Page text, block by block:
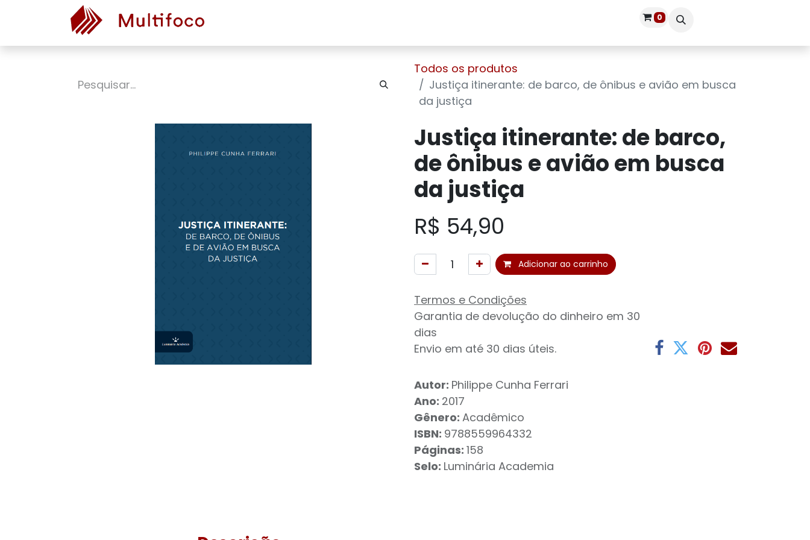
0
Todos os produtos
Justiça itinerante: de barco, de ônibus e avião em busca
da justiça
Justiça itinerante: de barco,
de ônibus e avião em busca
da justiça
R$ 54,90
Adicionar ao carrinho
Termos e Condições
Garantia de devolução do dinheiro em 30
dias
Envio em até 30 dias úteis.
Autor: Philippe Cunha Ferrari
Ano: 2017
Gênero: Acadêmico
ISBN: 9788559964332
Páginas: 158
Selo: Luminária Academia